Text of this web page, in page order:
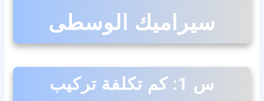
سيراميك الوسطى
س 1: كم تكلفة تركيب